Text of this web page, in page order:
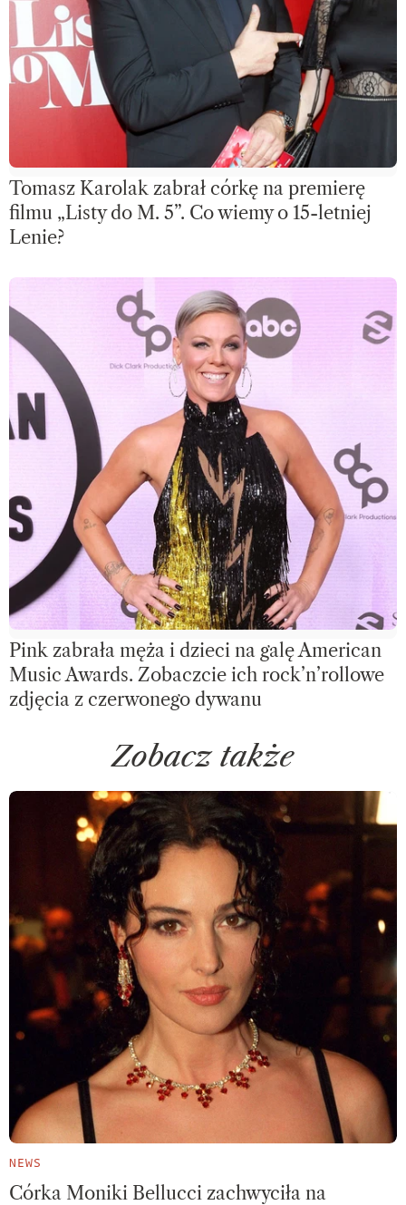
Tomasz Karolak zabrał córkę na premierę
filmu „Listy do M. 5”. Co wiemy o 15-letniej
Lenie?
Pink zabrała męża i dzieci na galę American
Music Awards. Zobaczcie ich rock’n’rollowe
zdjęcia z czerwonego dywanu
Zobacz także
NEWS
Córka Moniki Bellucci zachwyciła na